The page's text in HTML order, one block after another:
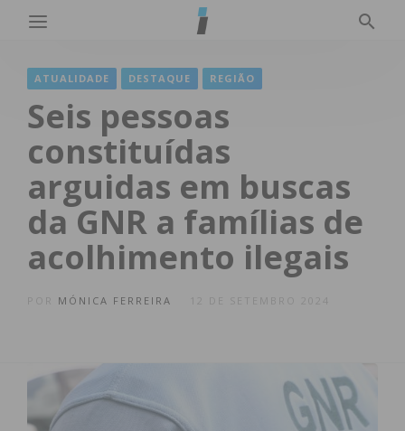
ATUALIDADE DESTAQUE REGIÃO
Seis pessoas
constituídas
arguidas em buscas
da GNR a famílias de
acolhimento ilegais
MÓNICA FERREIRA 12 DE SETEMBRO 2024